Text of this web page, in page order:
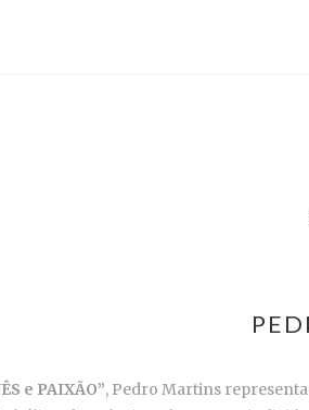
e PAIXÃO”, Pedro Martins